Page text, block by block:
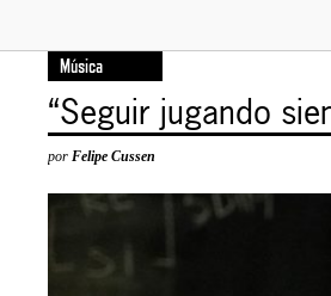
Música
“Seguir jugando
porFelipe Cussen